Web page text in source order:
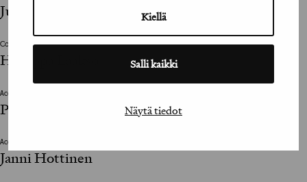
Kiellä
Salli kaikki
Näytä tiedot
Julia Suvisalmi
Copywriter
Hemppa Laakso
Account Director
Pia Dahlman
Account Manager
Janni Hottinen